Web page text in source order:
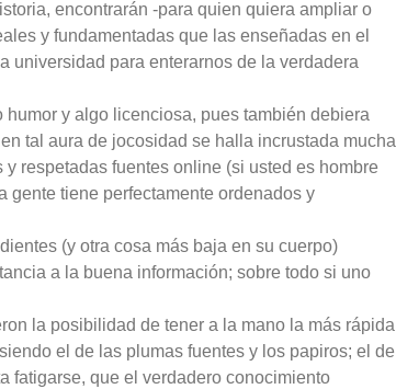
encontrarán -para quien quiera ampliar o
y fundamentadas que las enseñadas en el
universidad para enterarnos de la verdadera
y algo licenciosa, pues también debiera
tal aura de jocosidad se halla incrustada mucha
respetadas fuentes online (si usted es hombre
gente tiene perfectamente ordenados y
(y otra cosa más baja en su cuerpo)
a la buena información; sobre todo si uno
la posibilidad de tener a la mano la más rápida
el de las plumas fuentes y los papiros; el de
fatigarse, que el verdadero conocimiento